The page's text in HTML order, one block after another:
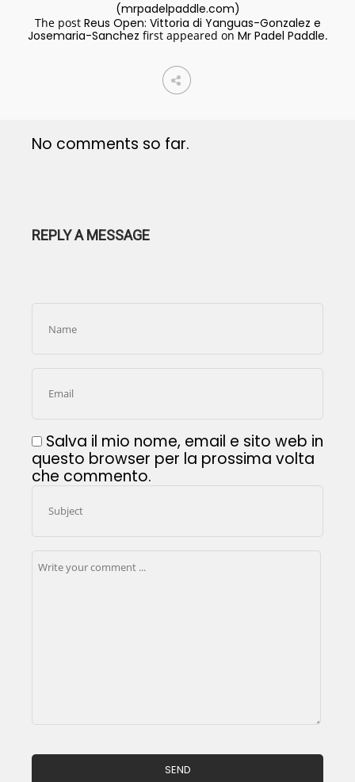
(mrpadelpaddle.com)
The post Reus Open: Vittoria di Yanguas-Gonzalez e
Josemaria-Sanchez first appeared on Mr Padel Paddle.
No comments so far.
REPLY A MESSAGE
Salva il mio nome, email e sito web in
questo browser per la prossima volta
che commento.